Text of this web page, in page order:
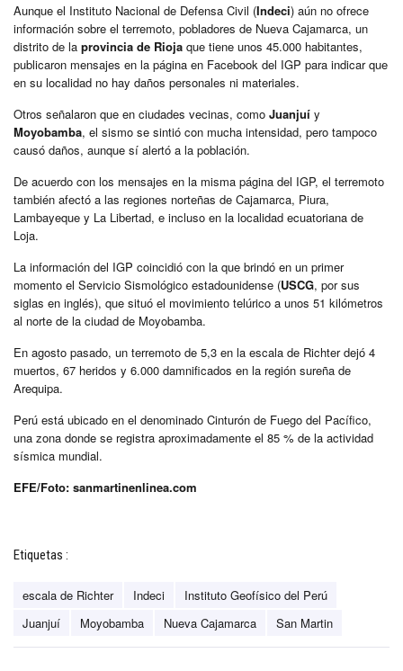
Aunque el Instituto Nacional de Defensa Civil (Indeci) aún no ofrece
información sobre el terremoto, pobladores de Nueva Cajamarca, un
distrito de la provincia de Rioja que tiene unos 45.000 habitantes,
publicaron mensajes en la página en Facebook del IGP para indicar que
en su localidad no hay daños personales ni materiales.
Otros señalaron que en ciudades vecinas, como Juanjuí y
Moyobamba, el sismo se sintió con mucha intensidad, pero tampoco
causó daños, aunque sí alertó a la población.
De acuerdo con los mensajes en la misma página del IGP, el terremoto
también afectó a las regiones norteñas de Cajamarca, Piura,
Lambayeque y La Libertad, e incluso en la localidad ecuatoriana de
Loja.
La información del IGP coincidió con la que brindó en un primer
momento el Servicio Sismológico estadounidense (USCG, por sus
siglas en inglés), que situó el movimiento telúrico a unos 51 kilómetros
al norte de la ciudad de Moyobamba.
En agosto pasado, un terremoto de 5,3 en la escala de Richter dejó 4
muertos, 67 heridos y 6.000 damnificados en la región sureña de
Arequipa.
Perú está ubicado en el denominado Cinturón de Fuego del Pacífico,
una zona donde se registra aproximadamente el 85 % de la actividad
sísmica mundial.
EFE/Foto: sanmartinenlinea.com
Etiquetas :
escala de Richter Indeci
Instituto Geofísico del Perú
Juanjuí
Moyobamba Nueva Cajamarca San Martin